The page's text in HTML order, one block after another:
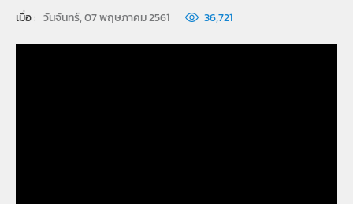
เมื่อ : วันจันทร์, 07 พฤษภาคม 2561 36,721